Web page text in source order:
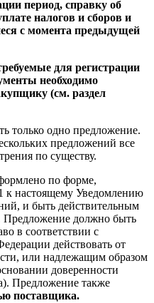
период, справку об
налогов и сборов и
с момента предыдущей
для регистрации
необходимо
(см. раздел
только одно предложение.
предложений все
по существу.
по форме,
настоящему Уведомлению
и быть действительным
Предложение должно быть
в соответствии с
действовать от
или надлежащим образом
доверенности
Предложение также
поставщика.